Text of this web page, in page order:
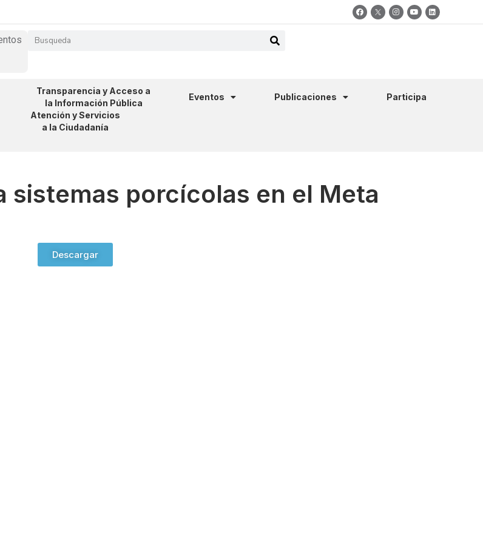
Transparencia y Acceso a
la Información Pública
Eventos Publicaciones
Participa
Atención y Servicios
a la Ciudadanía
sistemas porcícolas en el Meta
Descargar